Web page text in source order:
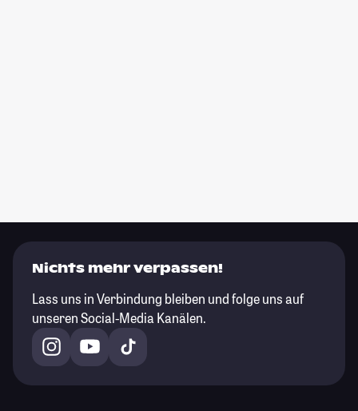
Nichts mehr verpassen!
Lass uns in Verbindung bleiben und folge uns auf
unseren Social-Media Kanälen.